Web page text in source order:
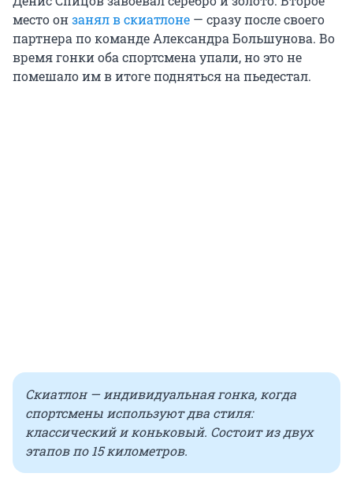
место онзанял в скиатлоне — сразу после своего
партнера по команде Александра Большунова. Во
время гонки оба спортсмена упали, но это не
помешало им в итоге подняться на пьедестал.
Скиатлон — индивидуальная гонка, когда
спортсмены используют два стиля:
классический и коньковый. Состоит из двух
этапов по 15 километров.